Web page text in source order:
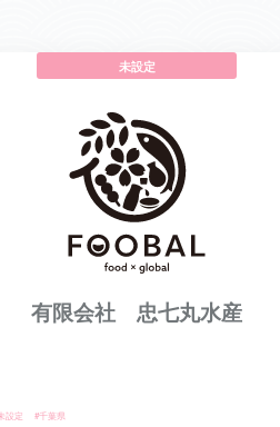
未設定
有限会社 忠七丸水産
設定 #千葉県